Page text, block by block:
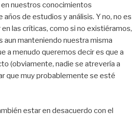
nuestros conocimientos
de estudios y análisis. Y no, no es
las críticas, como si no existiéramos,
aun manteniendo nuestra misma
a menudo queremos decir es que a
(obviamente, nadie se atrevería a
que muy probablemente se esté
estar en desacuerdo con el